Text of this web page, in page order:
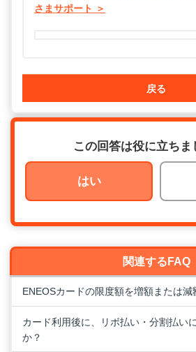
さまサポート ＞
戻る
この回答は役に立ちま
はい
関連するFAQ
ENEOSカードの限度額を増額または減
カード利用後に、リボ払い・分割払い
か？